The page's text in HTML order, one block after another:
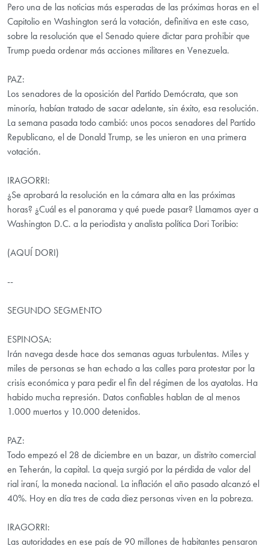
Pero una de las noticias más esperadas de las próximas horas en el
Capitolio en Washington será la votación, definitiva en este caso,
sobre la resolución que el Senado quiere dictar para prohibir que
Trump pueda ordenar más acciones militares en Venezuela.
PAZ:
Los senadores de la oposición del Partido Demócrata, que son
minoría, habían tratado de sacar adelante, sin éxito, esa resolución.
La semana pasada todo cambió: unos pocos senadores del Partido
Republicano, el de Donald Trump, se les unieron en una primera
votación.
IRAGORRI:
¿Se aprobará la resolución en la cámara alta en las próximas
horas? ¿Cuál es el panorama y qué puede pasar? Llamamos ayer a
Washington D.C. a la periodista y analista política Dori Toribio:
(AQUÍ DORI)
--
SEGUNDO SEGMENTO
ESPINOSA:
Irán navega desde hace dos semanas aguas turbulentas. Miles y
miles de personas se han echado a las calles para protestar por la
crisis económica y para pedir el fin del régimen de los ayatolas. Ha
habido mucha represión. Datos confiables hablan de al menos
1.000 muertos y 10.000 detenidos.
PAZ:
Todo empezó el 28 de diciembre en un bazar, un distrito comercial
en Teherán, la capital. La queja surgió por la pérdida de valor del
rial iraní, la moneda nacional. La inflación el año pasado alcanzó el
40%. Hoy en día tres de cada diez personas viven en la pobreza.
IRAGORRI:
Las autoridades en ese país de 90 millones de habitantes pensaron